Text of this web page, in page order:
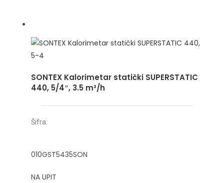
SONTEX Kalorimetar statički SUPERSTATIC
440, 5/4″, 3.5 m³/h
Šifra:
010GST5435SON
NA UPIT